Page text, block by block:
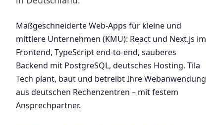
Maßgeschneiderte Web-Apps für kleine und
mittlere Unternehmen (KMU): React und Next.js im
Frontend, TypeScript end-to-end, sauberes
Backend mit PostgreSQL, deutsches Hosting. Tila
Tech plant, baut und betreibt Ihre Webanwendung
aus deutschen Rechenzentren – mit festem
Ansprechpartner.